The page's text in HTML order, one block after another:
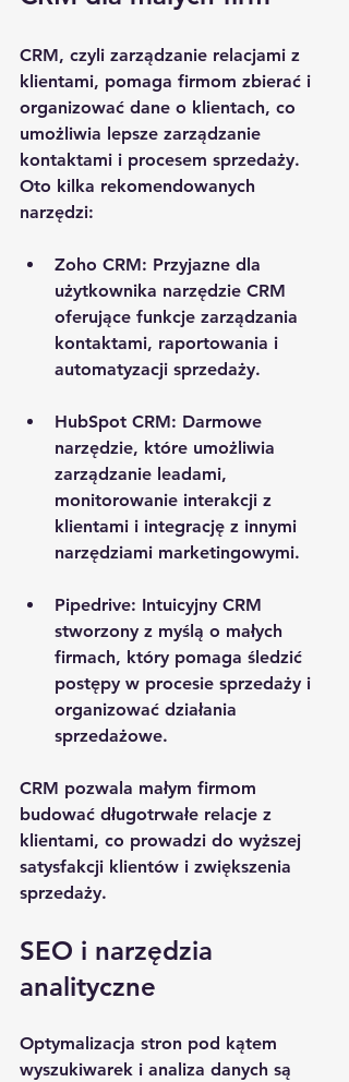
CRM, czyli zarządzanie relacjami z
klientami, pomaga firmom zbierać i
organizować dane o klientach, co
umożliwia lepsze zarządzanie
kontaktami i procesem sprzedaży.
Oto kilka rekomendowanych
narzędzi:
Zoho CRM: Przyjazne dla
użytkownika narzędzie CRM
oferujące funkcje zarządzania
kontaktami, raportowania i
automatyzacji sprzedaży.
HubSpot CRM: Darmowe
narzędzie, które umożliwia
zarządzanie leadami,
monitorowanie interakcji z
klientami i integrację z innymi
narzędziami marketingowymi.
Pipedrive: Intuicyjny CRM
stworzony z myślą o małych
firmach, który pomaga śledzić
postępy w procesie sprzedaży i
organizować działania
sprzedażowe.
CRM pozwala małym firmom
budować długotrwałe relacje z
klientami, co prowadzi do wyższej
satysfakcji klientów i zwiększenia
sprzedaży.
SEO i narzędzia
analityczne
Optymalizacja stron pod kątem
wyszukiwarek i analiza danych są